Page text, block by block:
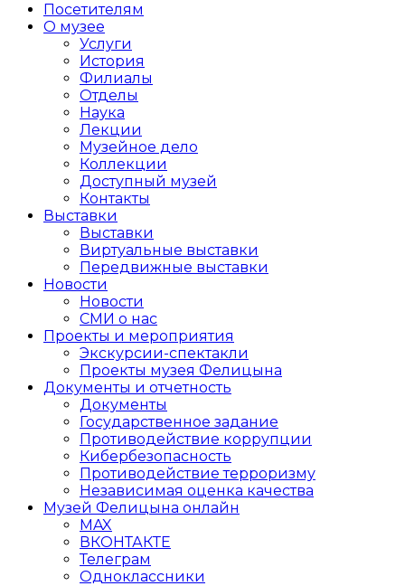
Посетителям
О музее
Услуги
История
Филиалы
Отделы
Наука
Лекции
Музейное дело
Коллекции
Доступный музей
Контакты
Выставки
Выставки
Виртуальные выставки
Передвижные выставки
Новости
Новости
СМИ о нас
Проекты и мероприятия
Экскурсии-спектакли
Проекты музея Фелицына
Документы и отчетность
Документы
Государственное задание
Противодействие коррупции
Кибер­безопасность
Противодействие терроризму
Независимая оценка качества
Музей Фелицына онлайн
MAX
ВКОНТАКТЕ
Телеграм
Одноклассники